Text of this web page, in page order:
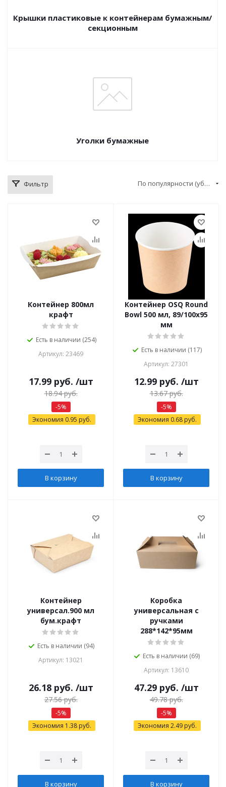
Крышки пластиковые к контейнерам бумажным/
секционным
Уголки бумажные
Фильтр По популярности (убывание)
Контейнер 800мл
крафт
Есть в наличии (254)
Артикул: 23469
17.99руб. /шт
18.94руб.
-5%
Экономия 0.95 руб.
В корзину
Контейнер OSQ Round
Bowl 500 мл, 89/100x95
мм
Есть в наличии (117)
Артикул: 27301
12.99руб. /шт
13.67руб.
-5%
Экономия 0.68руб.
В корзину
Контейнер
универсал.900 мл
бум.крафт
Есть в наличии (94)
Артикул: 13021
26.18руб. /шт
27.56руб.
-5%
Экономия 1.38руб.
В корзину
Коробка
универсальная с
ручками
288*142*95мм
Есть в наличии (69)
Артикул: 13610
47.29руб. /шт
49.78руб.
-5%
Экономия 2.49руб.
В корзину